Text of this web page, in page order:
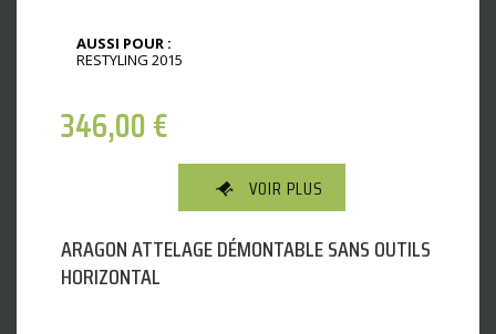
AUSSI POUR :
RESTYLING 2015
346,00€
VOIR PLUS
ARAGON ATTELAGE DÉMONTABLE SANS OUTILS
HORIZONTAL